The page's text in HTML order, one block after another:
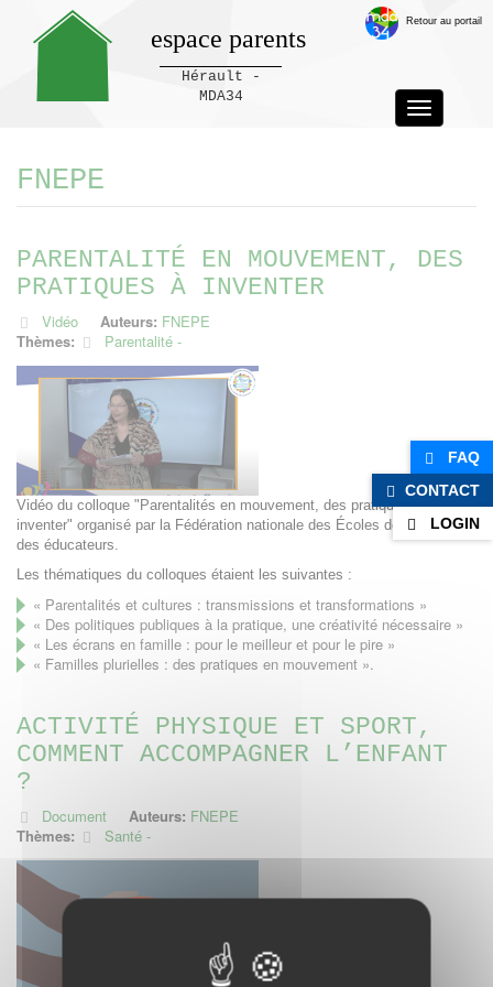
espace parents
Hérault -
MDA34
Toggle
navigation
Retour au portail
FNEPE
PARENTALITÉ EN MOUVEMENT, DES
PRATIQUES À INVENTER
Vidéo Auteurs: FNEPE
Thèmes:
Parentalité
Vidéo du colloque "Parentalités en mouvement, des pratiques à
inventer" organisé par la Fédération nationale des Écoles des parents et
des éducateurs.
Les thématiques du colloques étaient les suivantes :
« Parentalités et cultures : transmissions et transformations »
« Des politiques publiques à la pratique, une créativité nécessaire »
« Les écrans en famille : pour le meilleur et pour le pire »
« Familles plurielles : des pratiques en mouvement ».
ACTIVITÉ PHYSIQUE ET SPORT,
COMMENT ACCOMPAGNER L’ENFANT
?
Document Auteurs: FNEPE
Thèmes:
Santé
FAQ
CONTACT
LOGIN